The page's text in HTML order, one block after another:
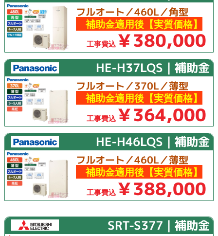
フルオート／460L／角型
補助金適用後【実質価格】
工事費込 ￥380,000
HE-H37LQS｜補助金
フルオート／370L／薄型
補助金適用後【実質価格】
工事費込 ￥364,000
HE-H46LQS｜補助金
フルオート／460L／薄型
補助金適用後【実質価格】
工事費込 ￥388,000
SRT-S377｜補助金